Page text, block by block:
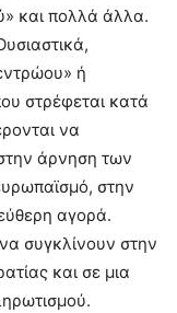
και πολλά άλλα.
ή
στρέφεται κατά
να
άρνηση των
στην
αγορά.
συγκλίνουν στην
και σε μια